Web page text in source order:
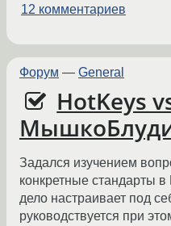
12 комментариев
Форум — General
HotKeys
Задался изучением
конкретные стандарты
дело настраивает под
руководствуется при